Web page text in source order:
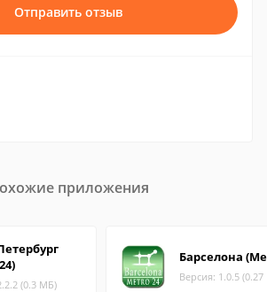
Отправить отзыв
приложения
(0.3 МБ)
Барселона
Версия: 1.0.5